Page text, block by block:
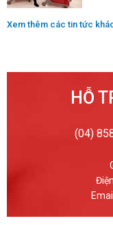
Xem thêm các tin tức
HỖ
(04)